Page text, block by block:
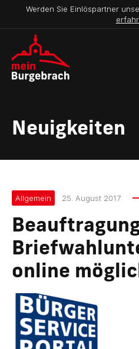
Werden Sie Einlöspartner
Neuigkeiten
Allgemein 25. August 2017
online